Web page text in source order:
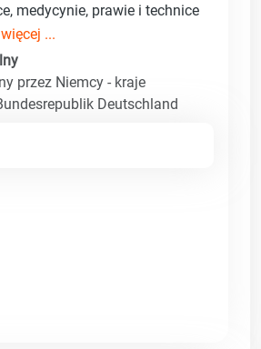
medycynie, prawie i technice
...
przez Niemcy - kraje
Deutschland